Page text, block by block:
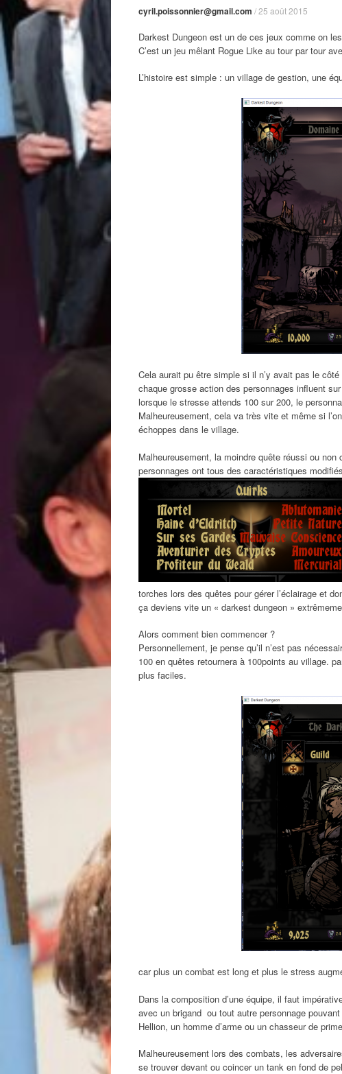
cyril.poissonnier@gmail.com /25 août 2015
Darkest Dungeon est un de ces jeux comme on
C’est un jeu mêlant Rogue Like au tour par tour
L’histoire est simple : un village de gestion, une
Cela aurait pu être simple si il n’y avait pas le
chaque grosse action des personnages influent
lorsque le stresse attends 100 sur 200, le
Malheureusement, cela va très vite et même si
échoppes dans le village.
Malheureusement, la moindre quête réussi ou
personnages ont tous des caractéristiques
torches lors des quêtes pour gérer l’éclairage et
ça deviens vite un « darkest dungeon »
Alors comment bien commencer ?
Personnellement, je pense qu’il n’est pas
100 en quêtes retournera à 100points au village.
plus faciles.
car plus un combat est long et plus le stress
Dans la composition d’une équipe, il faut
avec un brigand ou tout autre personnage
Hellion, un homme d’arme ou un chasseur de
Malheureusement lors des combats, les
se trouver devant ou coincer un tank en fond de